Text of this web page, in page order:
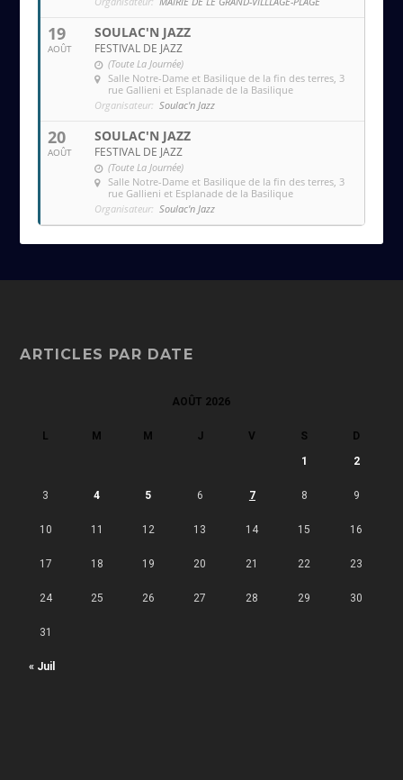
19
AOÛT
SOULAC'N JAZZ
FESTIVAL DE JAZZ
(Toute La Journée)
Salle Notre-Dame et Basilique de la fin des terres, 3
rue Gallieni et Esplanade de la Basilique
Organisateur: Soulac'n Jazz
20
AOÛT
SOULAC'N JAZZ
FESTIVAL DE JAZZ
(Toute La Journée)
Salle Notre-Dame et Basilique de la fin des terres, 3
rue Gallieni et Esplanade de la Basilique
Organisateur: Soulac'n Jazz
ARTICLES PAR DATE
AOÛT 2026
L M M J V S D
« Juil
1 2
3 4 5 6 7 8 9
10 11 12 13 14 15 16
17 18 19 20 21 22 23
24 25 26 27 28 29 30
31